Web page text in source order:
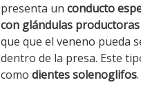
presenta un conducto
con glándulas
que que el veneno pueda
dentro de la presa. Este
como dientes solenoglifos.